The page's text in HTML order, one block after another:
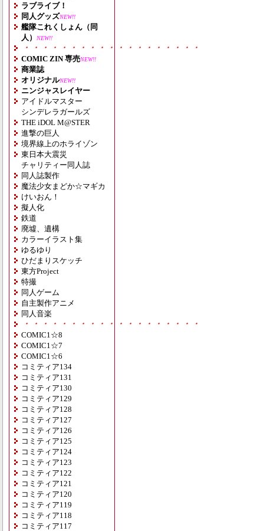
ラブライブ！
同人グッズNEW!!
艦隊これくしょん（同
人）
NEW!!
・・・・・・・・・・・・・・・・・・・
COMIC ZIN 専売NEW!!
商業誌
オリジナルNEW!!
ニンジャスレイヤー
アイドルマスター
シンデレラガールズ
THE iDOL M@STER
進撃の巨人
境界線上のホライゾン
東日本大震災
チャリティー同人誌
同人誌製作
魔法少女まどか☆マギカ
けいおん！
擬人化
鉄道
廃墟、遺構
カラーイラスト集
ゆるゆり
ひだまりスケッチ
東方Project
特撮
同人ゲーム
自主製作アニメ
同人音楽
・・・・・・・・・・・・・・・・・・・
COMIC1☆8
COMIC1☆7
COMIC1☆6
コミティア134
コミティア131
コミティア130
コミティア129
コミティア128
コミティア127
コミティア126
コミティア125
コミティア124
コミティア123
コミティア122
コミティア121
コミティア120
コミティア119
コミティア118
コミティア117